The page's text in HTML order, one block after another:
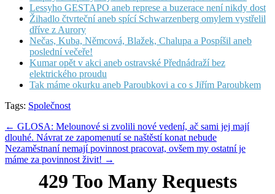
Lessyho GESTAPO aneb represe a buzerace není nikdy dost
Žihadlo čtvrteční aneb spící Schwarzenberg omylem vystřelil
dříve z Aurory
Nečas, Kuba, Němcová, Blažek, Chalupa a Pospíšil aneb
poslední večeře!
Kumar opět v akci aneb ostravské Přednádraží bez
elektrického proudu
Tak máme okurku aneb Paroubkovi a co s Jiřím Paroubkem
Tags: Společnost
Post
navigation
← GLOSA: Melounové si zvolili nové vedení, ač sami jej mají
dlouhé. Návrat ze zapomenutí se naštěstí konat nebude
Nezaměstnaní nemají povinnost pracovat, ovšem my ostatní je
máme za povinnost živit! →